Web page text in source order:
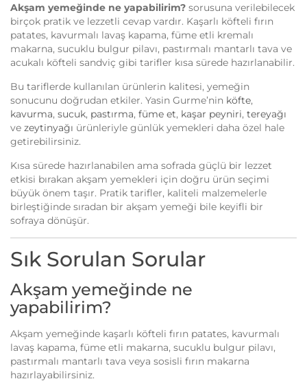
Akşam yemeğinde ne yapabilirim? sorusuna verilebilecek
birçok pratik ve lezzetli cevap vardır. Kaşarlı köfteli fırın
patates, kavurmalı lavaş kapama, füme etli kremalı
makarna, sucuklu bulgur pilavı, pastırmalı mantarlı tava ve
acukalı köfteli sandviç gibi tarifler kısa sürede hazırlanabilir.
Bu tariflerde kullanılan ürünlerin kalitesi, yemeğin
sonucunu doğrudan etkiler. Yasin Gurme’nin köfte,
kavurma, sucuk, pastırma, füme et, kaşar peyniri, tereyağı
ve zeytinyağı ürünleriyle günlük yemekleri daha özel hale
getirebilirsiniz.
Kısa sürede hazırlanabilen ama sofrada güçlü bir lezzet
etkisi bırakan akşam yemekleri için doğru ürün seçimi
büyük önem taşır. Pratik tarifler, kaliteli malzemelerle
birleştiğinde sıradan bir akşam yemeği bile keyifli bir
sofraya dönüşür.
Sık Sorulan Sorular
Akşam yemeğinde ne
yapabilirim?
Akşam yemeğinde kaşarlı köfteli fırın patates, kavurmalı
lavaş kapama, füme etli makarna, sucuklu bulgur pilavı,
pastırmalı mantarlı tava veya sosisli fırın makarna
hazırlayabilirsiniz.